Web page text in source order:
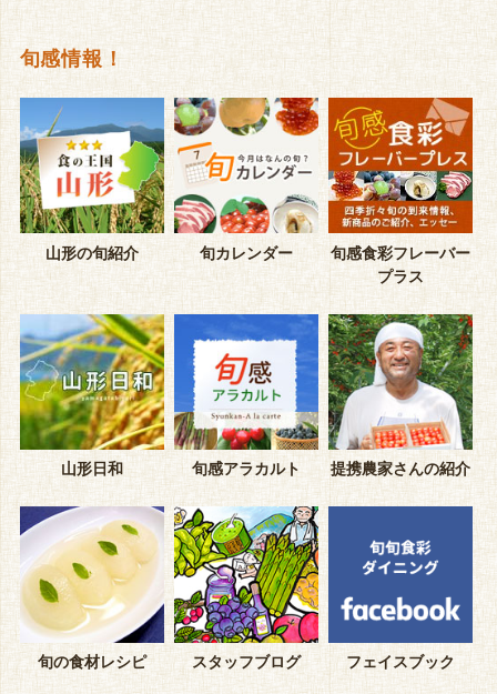
旬感情報！
山形の旬紹介 旬カレンダー
旬感食彩フレーバー
プラス
山形日和 旬感アラカルト 提携農家さんの紹介
旬の食材レシピ スタッフブログ フェイスブック